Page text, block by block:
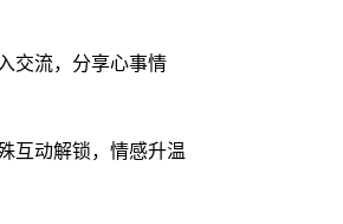
交流，分享心事情
互动解锁，情感升温